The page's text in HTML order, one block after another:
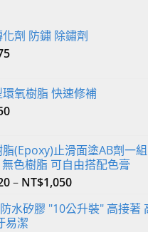
劑 防鏽 除鏽劑
氧樹脂 快速修補
(Epoxy)止滑面塗AB劑一組
色樹脂 可自由搭配色膏
– NT$1,050
水矽膠 "10公升裝" 高接著
易潔